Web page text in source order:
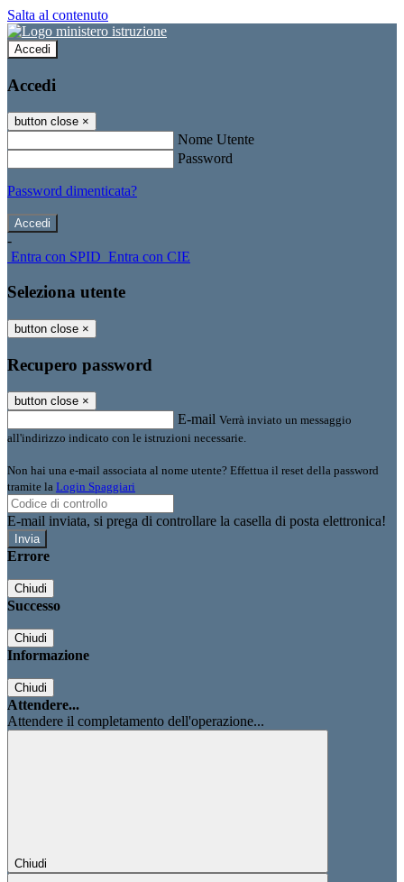
Salta al contenuto
Accedi
Accedi
button close ×
Nome Utente
Password
Password dimenticata?
-
Entra con SPID Entra con CIE
Seleziona utente
button close ×
Recupero password
button close ×
E-mail Verrà inviato un messaggio
all'indirizzo indicato con le istruzioni necessarie.
Non hai una e-mail associata al nome utente? Effettua il reset della password
tramite la Login Spaggiari
E-mail inviata, si prega di controllare la casella di posta elettronica!
Errore
Chiudi
Successo
Chiudi
Informazione
Chiudi
Attendere...
Attendere il completamento dell'operazione...
Chiudi